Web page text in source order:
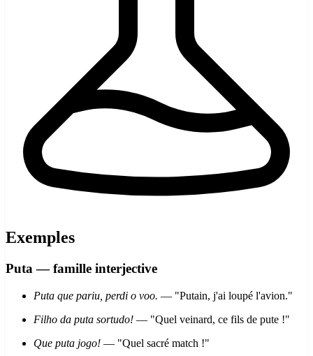
Exemples
Puta — famille interjective
Puta que pariu, perdi o voo. — "Putain, j'ai loupé l'avion."
Filho da puta sortudo! — "Quel veinard, ce fils de pute !"
Que puta jogo! — "Quel sacré match !"